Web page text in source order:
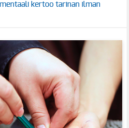
kertoo tarinan ilman